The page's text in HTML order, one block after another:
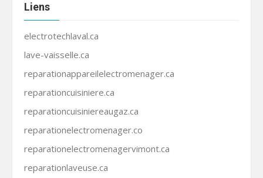
Liens
electrotechlaval.ca
lave-vaisselle.ca
reparationappareilelectromenager.ca
reparationcuisiniere.ca
reparationcuisiniereaugaz.ca
reparationelectromenager.co
reparationelectromenagervimont.ca
reparationlaveuse.ca